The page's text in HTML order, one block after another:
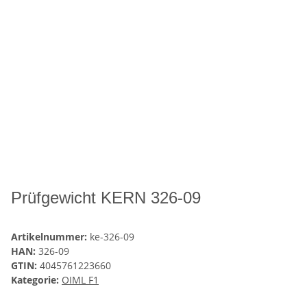
Prüfgewicht KERN 326-09
Artikelnummer: ke-326-09
HAN: 326-09
GTIN: 4045761223660
Kategorie: OIML F1